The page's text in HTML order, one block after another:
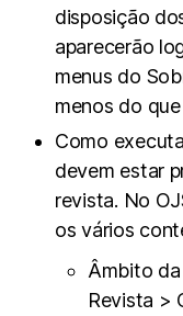
disposição
aparecerão
menus do
menos do
Como
devem estar
revista. No
os vários
Âmbito
Revista >